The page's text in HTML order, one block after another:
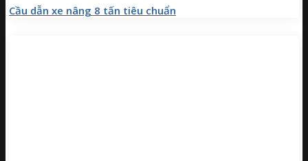
Cầu dẫn xe nâng 8 tấn tiêu chuẩn